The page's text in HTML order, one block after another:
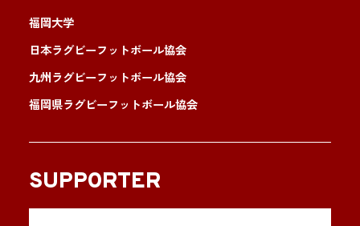
福岡大学
日本ラグビーフットボール協会
九州ラグビーフットボール協会
福岡県ラグビーフットボール協会
SUPPORTER